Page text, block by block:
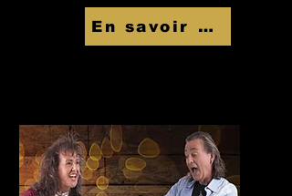
En savoir Plus